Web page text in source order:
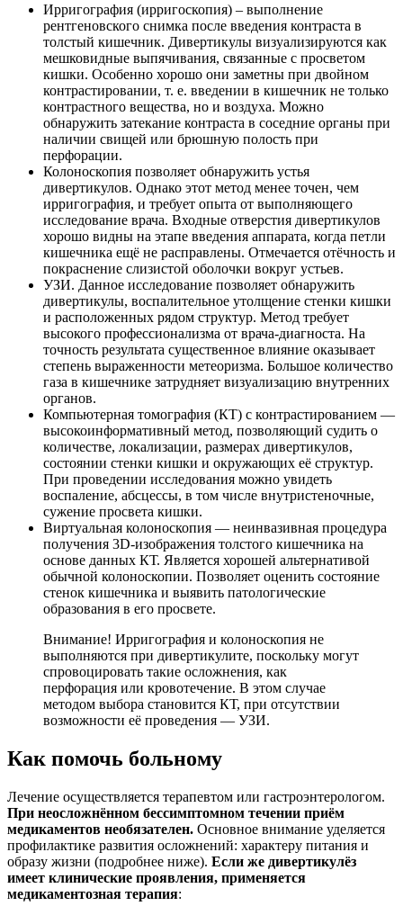
Ирригография (ирригоскопия) – выполнение
рентгеновского снимка после введения контраста в
толстый кишечник. Дивертикулы визуализируются как
мешковидные выпячивания, связанные с просветом
кишки. Особенно хорошо они заметны при двойном
контрастировании, т. е. введении в кишечник не только
контрастного вещества, но и воздуха. Можно
обнаружить затекание контраста в соседние органы при
наличии свищей или брюшную полость при
перфорации.
Колоноскопия позволяет обнаружить устья
дивертикулов. Однако этот метод менее точен, чем
ирригография, и требует опыта от выполняющего
исследование врача. Входные отверстия дивертикулов
хорошо видны на этапе введения аппарата, когда петли
кишечника ещё не расправлены. Отмечается отёчность и
покраснение слизистой оболочки вокруг устьев.
УЗИ. Данное исследование позволяет обнаружить
дивертикулы, воспалительное утолщение стенки кишки
и расположенных рядом структур. Метод требует
высокого профессионализма от врача-диагноста. На
точность результата существенное влияние оказывает
степень выраженности метеоризма. Большое количество
газа в кишечнике затрудняет визуализацию внутренних
органов.
Компьютерная томография (КТ) с контрастированием —
высокоинформативный метод, позволяющий судить о
количестве, локализации, размерах дивертикулов,
состоянии стенки кишки и окружающих её структур.
При проведении исследования можно увидеть
воспаление, абсцессы, в том числе внутристеночные,
сужение просвета кишки.
Виртуальная колоноскопия — неинвазивная процедура
получения 3D-изображения толстого кишечника на
основе данных КТ. Является хорошей альтернативой
обычной колоноскопии. Позволяет оценить состояние
стенок кишечника и выявить патологические
образования в его просвете.
Внимание! Ирригография и колоноскопия не
выполняются при дивертикулите, поскольку могут
спровоцировать такие осложнения, как
перфорация или кровотечение. В этом случае
методом выбора становится КТ, при отсутствии
возможности её проведения — УЗИ.
Как помочь больному
Лечение осуществляется терапевтом или гастроэнтерологом.
При неосложнённом бессимптомном течении приём
медикаментов необязателен. Основное внимание уделяется
профилактике развития осложнений: характеру питания и
образу жизни (подробнее ниже). Если же дивертикулёз
имеет клинические проявления, применяется
медикаментозная терапия: